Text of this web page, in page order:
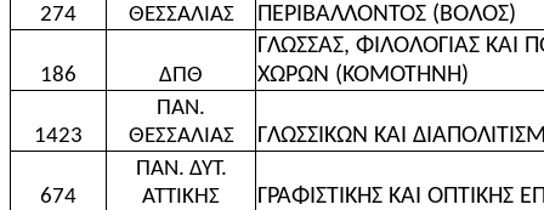
274
ΘΕΣΣΑΛΙΑΣ
ΠΕΡΙΒΑΛΛΟΝΤΟΣ (ΒΟΛΟΣ)
186 ΔΠΘ
ΓΛΩΣΣΑΣ, ΦΙΛΟΛΟΓΙΑΣ ΚΑΙ
ΧΩΡΩΝ (ΚΟΜΟΤΗΝΗ)
1423
ΠΑΝ.
ΘΕΣΣΑΛΙΑΣ
ΓΛΩΣΣΙΚΩΝ ΚΑΙ
674
ΠΑΝ. ΔΥΤ.
ΑΤΤΙΚΗΣ
ΓΡΑΦΙΣΤΙΚΗΣ ΚΑΙ ΟΠΤΙΚΗΣ